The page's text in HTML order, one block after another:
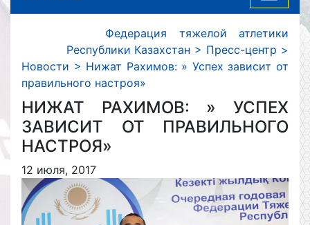
Федерация тяжелой атлетики
Республики Казахстан > Пресс-центр >
Новости > Нижат Рахимов: » Успех зависит от
правильного настроя»
НИЖАТ РАХИМОВ: » УСПЕХ
ЗАВИСИТ ОТ ПРАВИЛЬНОГО
НАСТРОЯ»
12 июля, 2017